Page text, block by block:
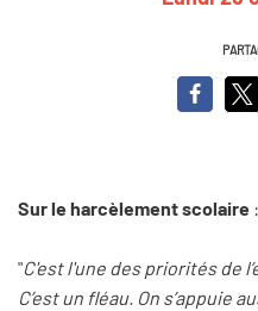
Sur le harcèlement scolaire :
"C'est l'une des priorités de
C’est un fléau. On s’appuie